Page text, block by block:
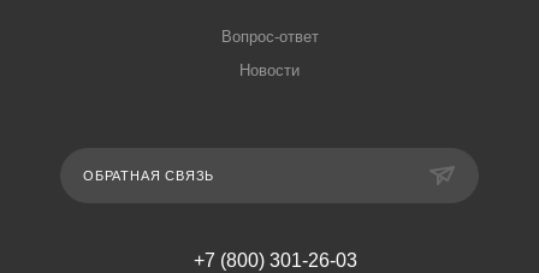
Вопрос-ответ
Новости
ОБРАТНАЯ СВЯЗЬ
+7 (800) 301-26-03